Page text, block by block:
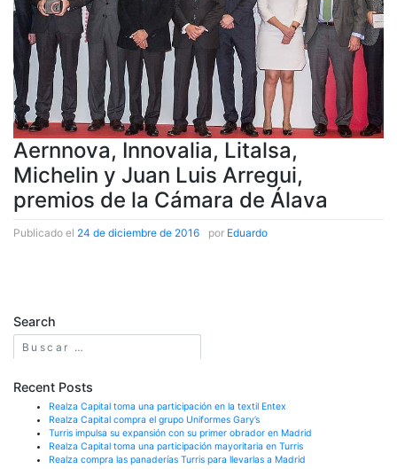
Aernnova, Innovalia, Litalsa,
Michelin y Juan Luis Arregui,
premios de la Cámara de Álava
Publicado el 24 de diciembre de 2016 por Eduardo
Search
Recent Posts
Realza Capital toma una participación en la textil Entex
Realza Capital compra el grupo Uniformes Gary’s
Turris impulsa su expansión con su primer obrador en Madrid
Realza Capital toma una participación mayoritaria en Turris
Realza compra las panaderías Turris para llevarlas a Madrid